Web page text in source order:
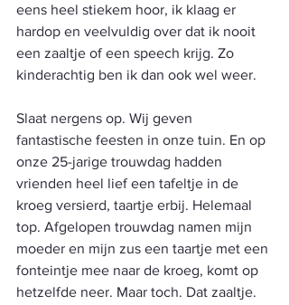
eens heel stiekem hoor, ik klaag er
hardop en veelvuldig over dat ik nooit
een zaaltje of een speech krijg. Zo
kinderachtig ben ik dan ook wel weer.
Slaat nergens op. Wij geven
fantastische feesten in onze tuin. En op
onze 25-jarige trouwdag hadden
vrienden heel lief een tafeltje in de
kroeg versierd, taartje erbij. Helemaal
top. Afgelopen trouwdag namen mijn
moeder en mijn zus een taartje met een
fonteintje mee naar de kroeg, komt op
hetzelfde neer. Maar toch. Dat zaaltje.